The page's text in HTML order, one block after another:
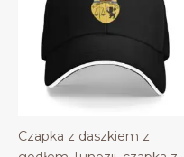
Czapka z daszkiem z